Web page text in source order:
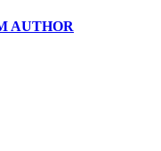
AUTHOR